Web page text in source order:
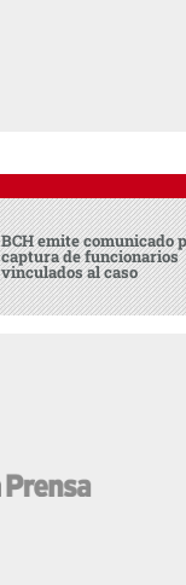
BCH emite comunicado
captura de funcionarios
vinculados al caso